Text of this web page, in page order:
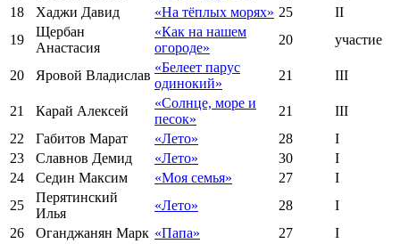
18
Хаджи Давид «На тёплых морях» 25
II
19
Щербан
Анастасия
«Как на нашем
огороде»
20 участие
20 Яровой Владислав
«Белеет парус
одинокий»
21 III
21 Карай Алексей
«Солнце, море и
песок»
21
III
22
Габитов Марат «Лето» 28
I
23
Славнов Демид «Лето» 30
I
24
Седин Максим «Моя семья» 27
I
25
Перятинский
Илья
«Лето» 28
I
26
Оганджанян Марк «Папа» 27
I